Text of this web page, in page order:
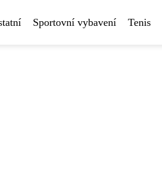
Sportovní vybavení Tenis